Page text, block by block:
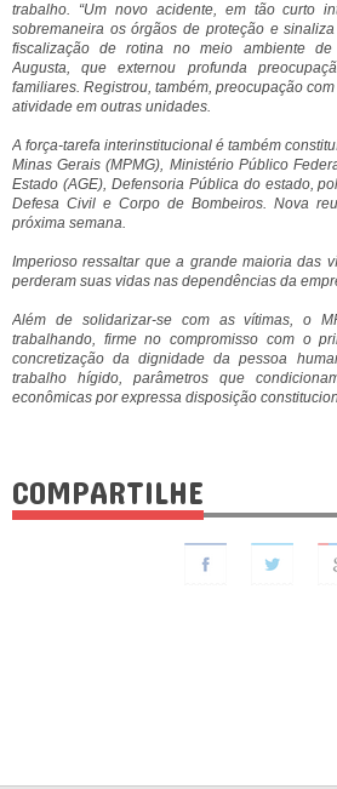
trabalho. “Um novo acidente, em tão curto
sobremaneira os órgãos de proteção e
fiscalização de rotina no meio ambiente de
Augusta, que externou profunda
familiares. Registrou, também, preocupação
atividade em outras unidades.
A força-tarefa interinstitucional é também
Minas Gerais (MPMG), Ministério Público
Estado (AGE), Defensoria Pública do estado,
Defesa Civil e Corpo de Bombeiros. Nova
próxima semana.
Imperioso ressaltar que a grande maioria das
perderam suas vidas nas dependências da
Além de solidarizar-se com as vítimas, o
trabalhando, firme no compromisso com o
concretização da dignidade da pessoa
trabalho hígido, parâmetros que
econômicas por expressa disposição
COMPARTILHE